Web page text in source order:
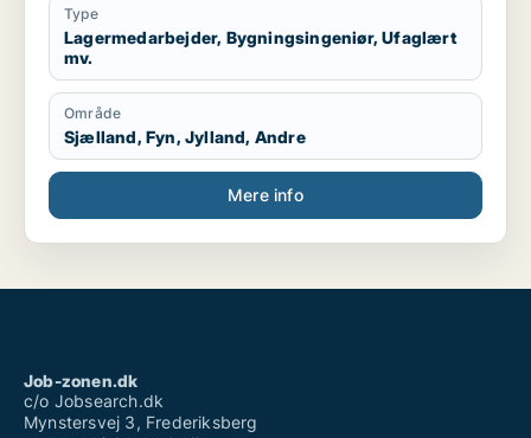
Type
Lagermedarbejder, Bygningsingeniør, Ufaglært
mv.
Område
Sjælland, Fyn, Jylland, Andre
Mere info
Job-zonen.dk
c/o Jobsearch.dk
Mynstersvej 3, Frederiksberg